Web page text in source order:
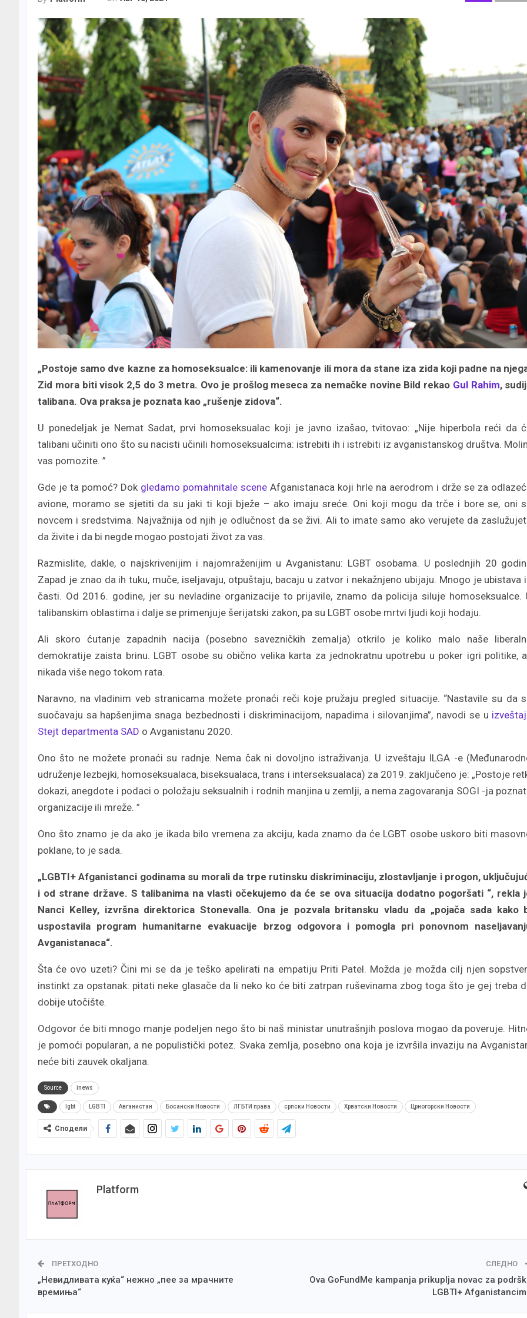
„Postoje samo dve kazne za homoseksualce: ili kamenovanje ili mora da stane iza zida koji padne na
Zid mora biti visok 2,5 do 3 metra. Ovo je prošlog meseca za nemačke novine Bild rekao Gul Rahim,
talibana. Ova praksa je poznata kao „rušenje zidova“.
U ponedeljak je Nemat Sadat, prvi homoseksualac ​​koji je javno izašao, tvitovao: „Nije hiperbola reći da
talibani učiniti ono što su nacisti učinili homoseksualcima: istrebiti ih i istrebiti iz avganistanskog društva.
vas pomozite. ”
Gde je ta pomoć? Dok gledamo pomahnitale scene Afganistanaca koji hrle na aerodrom i drže se za
avione, moramo se sjetiti da su jaki ti koji bježe – ako imaju sreće. Oni koji mogu da trče i bore se, oni
novcem i sredstvima. Najvažnija od njih je odlučnost da se živi. Ali to imate samo ako verujete da
da živite i da bi negde mogao postojati život za vas.
Razmislite, dakle, o najskrivenijim i najomraženijim u Avganistanu: LGBT osobama. U poslednjih 20
Zapad je znao da ih tuku, muče, iseljavaju, otpuštaju, bacaju u zatvor i nekažnjeno ubijaju. Mnogo je ubistava
časti. Od 2016. godine, jer su nevladine organizacije to prijavile, znamo da policija siluje homoseksualce.
talibanskim oblastima i dalje se primenjuje šerijatski zakon, pa su LGBT osobe mrtvi ljudi koji hodaju.
Ali skoro ćutanje zapadnih nacija (posebno savezničkih zemalja) otkrilo je koliko malo naše
demokratije zaista brinu. LGBT osobe su obično velika karta za jednokratnu upotrebu u poker igri politike,
nikada više nego tokom rata.
Naravno, na vladinim veb stranicama možete pronaći reči koje pružaju pregled situacije. “Nastavile su da
suočavaju sa hapšenjima snaga bezbednosti i diskriminacijom, napadima i silovanjima”, navodi se u
Stejt departmenta SAD o Avganistanu 2020.
Ono što ne možete pronaći su radnje. Nema čak ni dovoljno istraživanja. U izveštaju ILGA -e
udruženje lezbejki, homoseksualaca, biseksualaca, trans i interseksualaca) za 2019. zaključeno je: „Postoje
dokazi, anegdote i podaci o položaju seksualnih i rodnih manjina u zemlji, a nema zagovaranja SOGI -ja
organizacije ili mreže. ”
Ono što znamo je da ako je ikada bilo vremena za akciju, kada znamo da će LGBT osobe uskoro biti
poklane, to je sada.
„LGBTI+ Afganistanci godinama su morali da trpe rutinsku diskriminaciju, zlostavljanje i progon,
i od strane države. S talibanima na vlasti očekujemo da će se ova situacija dodatno pogoršati “, rekla
Nanci Kelley, izvršna direktorica Stonevalla. Ona je pozvala britansku vladu da „pojača sada kako
uspostavila program humanitarne evakuacije brzog odgovora i pomogla pri ponovnom
Avganistanaca“.
Šta će ovo uzeti? Čini mi se da je teško apelirati na empatiju Priti Patel. Možda je možda cilj njen
instinkt za opstanak: pitati neke glasače da li neko ko će biti zatrpan ruševinama zbog toga što je gej treba
dobije utočište.
Odgovor će biti mnogo manje podeljen nego što bi naš ministar unutrašnjih poslova mogao da poveruje.
je pomoći popularan, a ne populistički potez. Svaka zemlja, posebno ona koja je izvršila invaziju na
neće biti zauvek okaljana.
Source inews
lgbt LGBTI Авганистан Босански Новости ЛГБТИ права српски Новости Хрватски Новости Црногорски Новости
Сподели
Platform
ПРЕТХОДНО
„Невидливата куќа“ нежно „пее за мрачните
времиња“
СЛЕДНО
Ova GoFundMe kampanja prikuplja novac za
LGBTI+